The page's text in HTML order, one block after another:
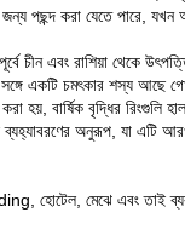
পছন্দ করা যেতে পারে, যখন
চীন এবং রাশিয়া থেকে
একটি চমৎকার শস্য আছে
বার্ষিক বৃদ্ধির রিংগুলি
ব্যহ্যাবরণের অনুরূপ, যা এটি
হোটেল, মেঝে এবং তাই